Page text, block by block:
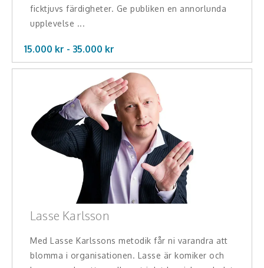
ficktjuvs färdigheter. Ge publiken en annorlunda
upplevelse ...
15.000 kr - 35.000 kr
Lasse Karlsson
Med Lasse Karlssons metodik får ni varandra att
blomma i organisationen. Lasse är komiker och